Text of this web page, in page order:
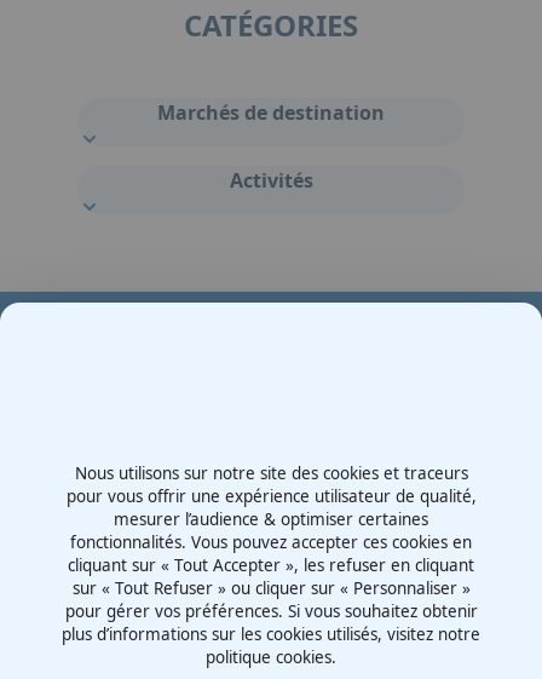
CATÉGORIES
Marchés de destination
Activités
Contactez-nous
Route d'Irigny, Z.I. Nord
69530 - Brignais
France
Nous utilisons sur notre site des cookies et traceurs
pour vous offrir une expérience utilisateur de qualité,
mesurer l’audience & optimiser certaines
fonctionnalités. Vous pouvez accepter ces cookies en
cliquant sur « Tout Accepter », les refuser en cliquant
sur « Tout Refuser » ou cliquer sur « Personnaliser »
pour gérer vos préférences. Si vous souhaitez obtenir
plus d’informations sur les cookies utilisés, visitez notre
politique cookies.